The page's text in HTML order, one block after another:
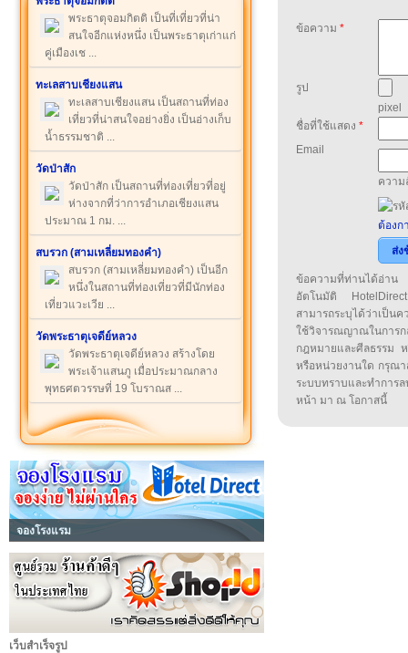
พระธาตุจอมกิตติ เป็นที่เที่ยวที่น่า
สนใจอีกแห่งหนึ่ง เป็นพระธาตุเก่าแก่
คู่เมืองเช ...
ทะเลสาบเชียงแสน
ทะเลสาบเชียงแสน เป็นสถานที่ท่อง
เที่ยวที่น่าสนใจอย่างยิ่ง เป็นอ่างเก็บ
น้ำธรรมชาติ ...
วัดป่าสัก
วัดป่าสัก เป็นสถานที่ท่องเที่ยวที่อยู่
ห่างจากที่ว่าการอำเภอเชียงแสน
ประมาณ 1 กม. ...
สบรวก (สามเหลี่ยมทองคำ)
สบรวก (สามเหลี่ยมทองคำ) เป็นอีก
หนึ่งในสถานที่ท่องเที่ยวที่มีนักท่อง
เที่ยวแวะเวีย ...
วัดพระธาตุเจดีย์หลวง
วัดพระธาตุเจดีย์หลวง สร้างโดย
พระเจ้าแสนภู เมื่อประมาณกลาง
พุทธศตวรรษที่ 19 โบราณส ...
จองโรงแรม
เว็บสำเร็จรูป
ข้อความ *
รูป
pixel
ชื่อที่ใช้แสดง *
Email
ความ
ต้องก
ส่ง
ข้อความที่ท่านได้อ่าน
อัตโนมัติ
สามารถระบุได้ว่าเป็น
ใช้วิจารณญาณในกา
กฎหมายและศีลธรรม
หรือหน่วยงานใด กรุณา
ระบบทราบและทำกา
หน้า มา ณ โอกาสนี้